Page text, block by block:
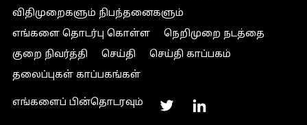
விதிமுறைகளும் நிபந்தனைகளும்
எங்களை தொடர்பு கொள்ள
நெறிமுறை நடத்தை
குறை நிவர்த்தி
செய்தி
செய்தி காப்பகம்
தலைப்புகள் காப்பகங்கள்
எங்களைப் பின்தொடரவும்